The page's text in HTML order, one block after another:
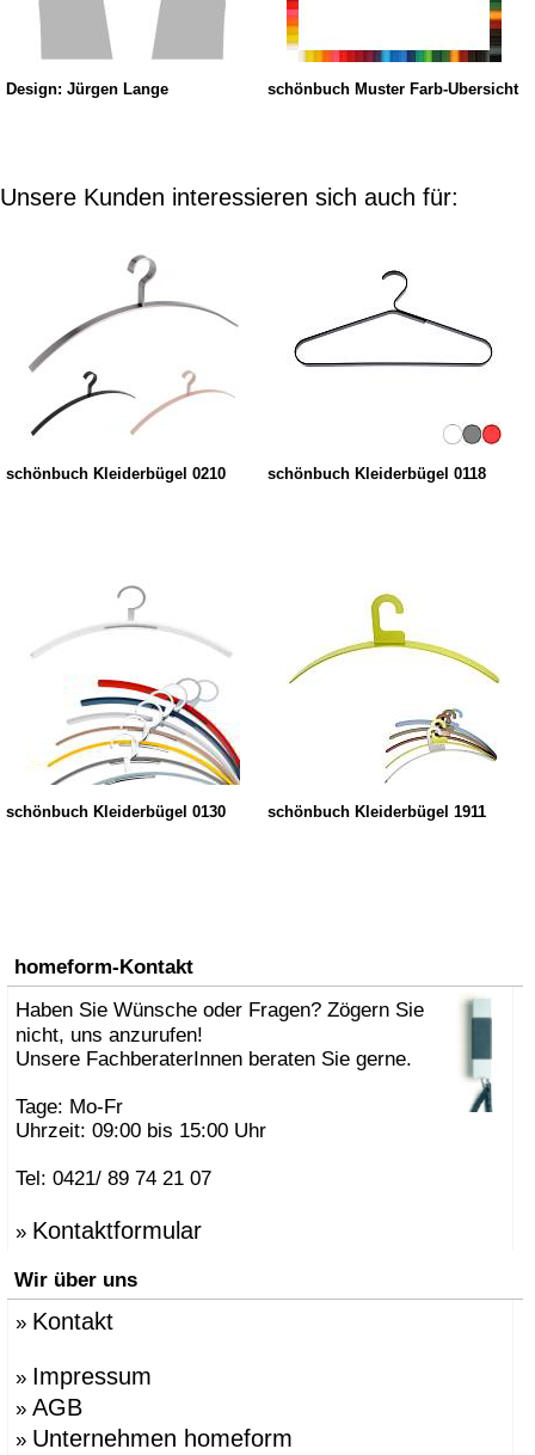
Design: Jürgen Lange schönbuch Muster Farb-Übersicht
Unsere Kunden interessieren sich auch für:
schönbuch Kleiderbügel 0210 schönbuch Kleiderbügel 0118
schönbuch Kleiderbügel 0130 schönbuch Kleiderbügel 1911
homeform-Kontakt
Haben Sie Wünsche oder Fragen? Zögern Sie
nicht, uns anzurufen!
Unsere FachberaterInnen beraten Sie gerne.
Tage: Mo-Fr
Uhrzeit: 09:00 bis 15:00 Uhr
Tel: 0421/ 89 74 21 07
» Kontaktformular
Wir über uns
» Kontakt
» Impressum
» AGB
» Unternehmen homeform